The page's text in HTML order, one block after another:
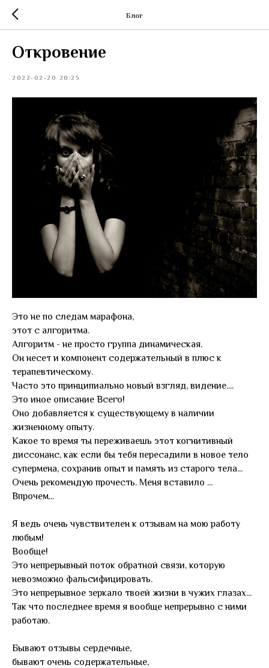
Блог
Откровение
2022-02-20 20:25
Это не по следам марафона,
этот с алгоритма.
Алгоритм - не просто группа динамическая.
Он несет и компонент содержательный в плюс к
терапевтическому.
Часто это принципиально новый взгляд, видение....
Это иное описание Всего!
Оно добавляется к существующему в наличии
жизненному опыту.
Какое то время ты переживаешь этот когнитивный
диссонанс, как если бы тебя пересадили в новое тело
супермена, сохранив опыт и память из старого тела...
Очень рекомендую прочесть. Меня вставило ...
Впрочем...
Я ведь очень чувствителен к отзывам на мою работу
любым!
Вообще!
Это непрерывный поток обратной связи, которую
невозможно фальсифицировать.
Это непрерывное зеркало твоей жизни в чужих глазах...
Так что последнее время я вообще непрерывно с ними
работаю.
Бывают отзывы сердечные,
бывают очень содержательные,